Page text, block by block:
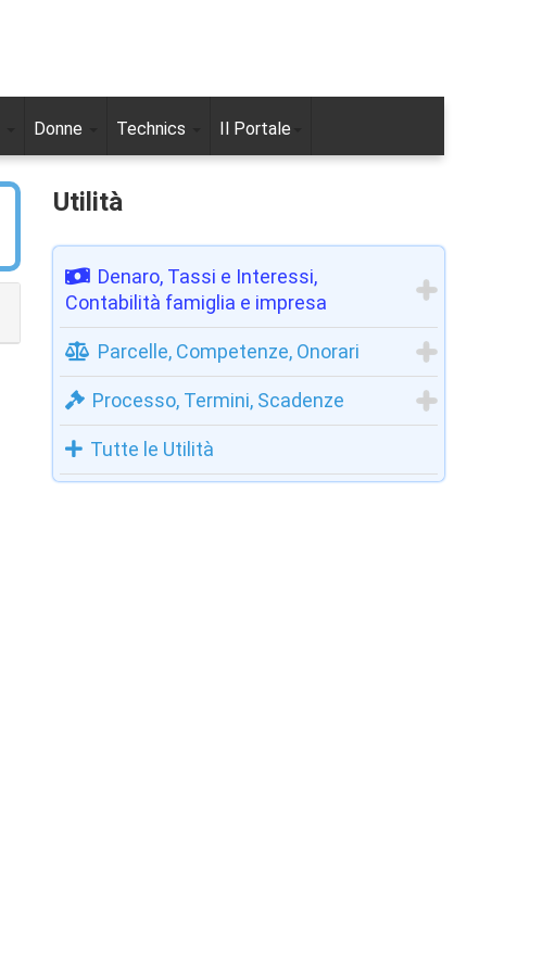
Donne Technics Il Portale
Utilità
Denaro, Tassi e Interessi,
Contabilità famiglia e impresa
Parcelle, Competenze, Onorari
Processo, Termini, Scadenze
Tutte le Utilità